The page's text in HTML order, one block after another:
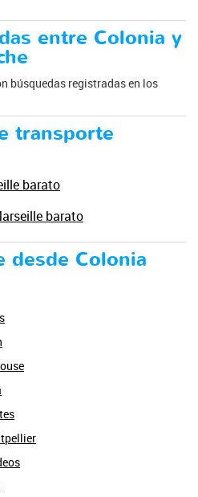
entre Colonia y
búsquedas registradas en los
transporte
barato
barato
desde Colonia